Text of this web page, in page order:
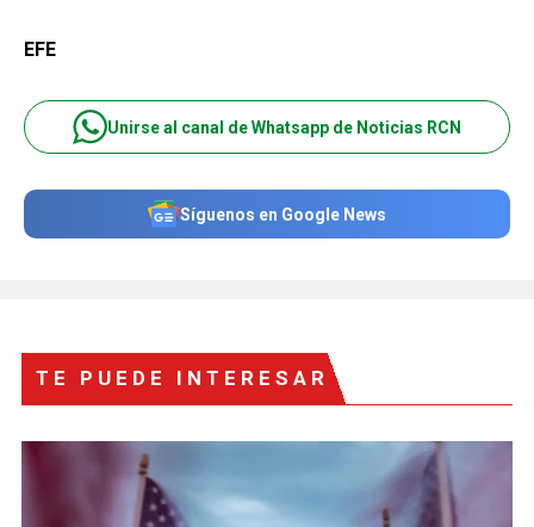
EFE
Unirse al canal de Whatsapp de Noticias RCN
Síguenos en Google News
TE PUEDE INTERESAR